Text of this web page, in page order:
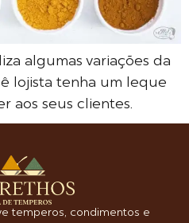
algumas variações da
lojista tenha um leque
aos seus clientes.
temperos, condimentos e